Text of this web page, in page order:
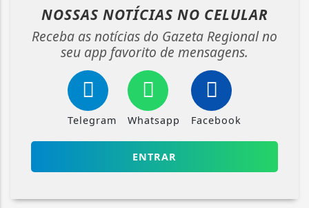
NOSSAS NOTÍCIAS NO CELULAR
Receba as notícias do Gazeta Regional no
seu app favorito de mensagens.
Telegram Whatsapp Facebook
ENTRAR